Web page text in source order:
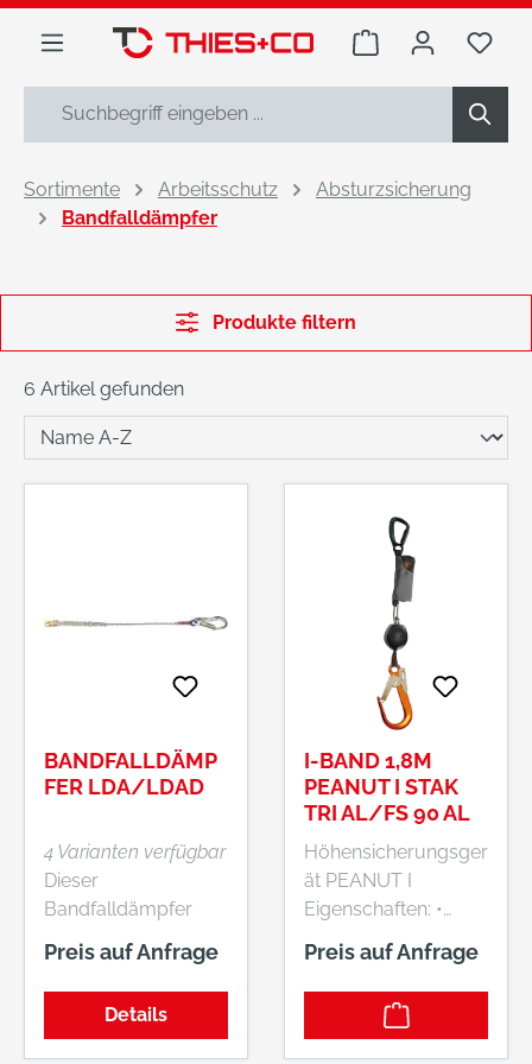
springen
Warenkorb Du
Sortimente Arbeitsschutz
Absturzsicherung
Bandfalldämpfer
Produkte filtern
6 Artikel gefunden
BANDFALLDÄMP
FER LDA/LDAD
4 Varianten verfügbar
Dieser
Bandfalldämpfer
bietet hohe
Widerstandsfähigkeit
gegen Abrieb. • LDA:
1-strangig • LDAD: 2-
Preis auf Anfrage
Details
I-BAND 1,8M
PEANUT I STAK
TRI AL/FS 90 AL
Höhensicherungsger
ät PEANUT I
Eigenschaften: •
Ultrakompaktes
Höhensicherungsger
ät • One-4-All-
Dämpfer • 1,8 m
Preis auf Anfrage